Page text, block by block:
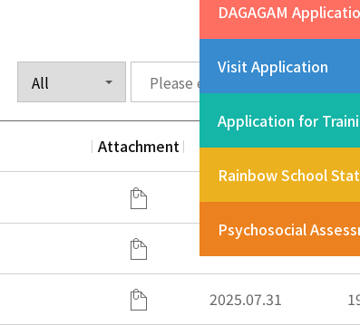
DAGAGAM
Visit Application
Application for
Rainbow School
Psychosocial
Attachment Date
2025.07.31
2025.07.31